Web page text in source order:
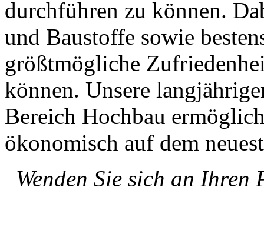
durchführen zu können.
und Baustoffe sowie
größtmögliche
können. Unsere
Bereich Hochbau
ökonomisch auf dem
Wenden Sie sich an Ihren